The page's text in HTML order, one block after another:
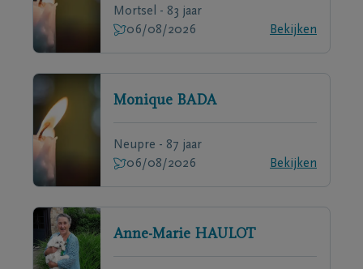
Mortsel - 83 jaar
06/08/2026
Bekijken
Monique BADA
Neupre - 87 jaar
06/08/2026
Bekijken
Anne-Marie HAULOT